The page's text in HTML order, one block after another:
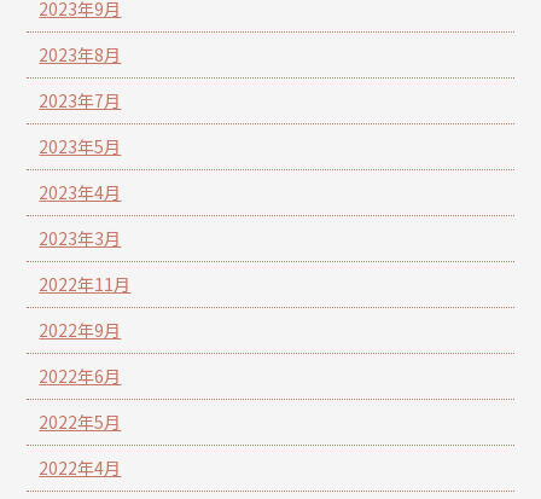
2023年9月
2023年8月
2023年7月
2023年5月
2023年4月
2023年3月
2022年11月
2022年9月
2022年6月
2022年5月
2022年4月